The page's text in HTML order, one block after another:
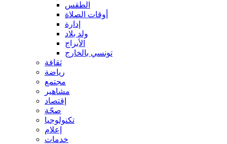
الطقس
أوقات الصلاة
إدارة
ولد بلاد
الأبراج
تونسي بالخارج
ثقافة
رياضة
مجتمع
مشاهير
إقتصاد
صحّة
تكنولوجيا
إعلام
خدمات